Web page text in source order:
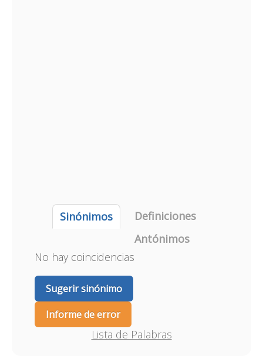
Sinónimos
Definiciones
Antónimos
No hay coincidencias
Sugerir sinónimo
Informe de error
Lista de Palabras